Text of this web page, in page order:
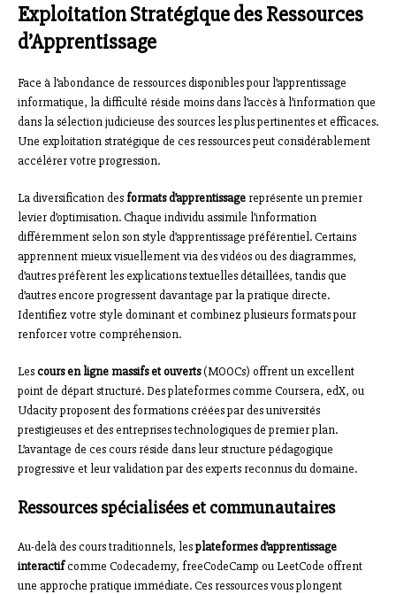
Exploitation Stratégique des Ressources
d’Apprentissage
Face à l’abondance de ressources disponibles pour l’apprentissage
informatique, la difficulté réside moins dans l’accès à l’information que
dans la sélection judicieuse des sources les plus pertinentes et efficaces.
Une exploitation stratégique de ces ressources peut considérablement
accélérer votre progression.
La diversification des formats d’apprentissage représente un premier
levier d’optimisation. Chaque individu assimile l’information
différemment selon son style d’apprentissage préférentiel. Certains
apprennent mieux visuellement via des vidéos ou des diagrammes,
d’autres préfèrent les explications textuelles détaillées, tandis que
d’autres encore progressent davantage par la pratique directe.
Identifiez votre style dominant et combinez plusieurs formats pour
renforcer votre compréhension.
Lescours en ligne massifs et ouverts(MOOCs) offrent un excellent
point de départ structuré. Des plateformes comme Coursera, edX, ou
Udacity proposent des formations créées par des universités
prestigieuses et des entreprises technologiques de premier plan.
L’avantage de ces cours réside dans leur structure pédagogique
progressive et leur validation par des experts reconnus du domaine.
Ressources spécialisées et communautaires
Au-delà des cours traditionnels, lesplateformes d’apprentissage
interactifcomme Codecademy, freeCodeCamp ou LeetCode offrent
une approche pratique immédiate. Ces ressources vous plongent